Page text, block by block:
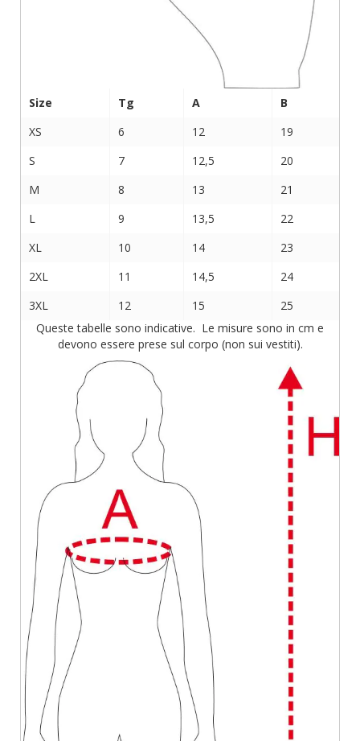
Size Tg A
B
XS
6 12
19
S
7 12,5
20
M
8 13
21
L
9 13,5
22
XL
10 14
23
2XL
11 14,5
24
3XL
12 15
25
Queste tabelle sono indicative. Le misure sono in cm e
devono essere prese sul corpo (non sui vestiti).